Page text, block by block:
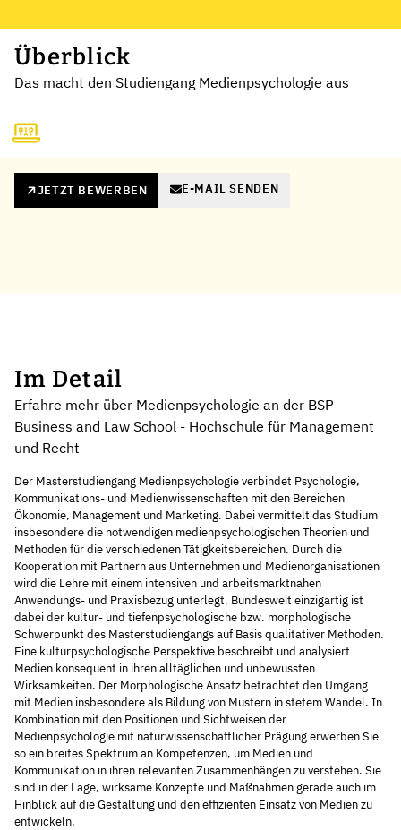
Überblick
Das macht den Studiengang Medienpsychologie aus
JETZT BEWERBEN E-MAIL SENDEN
Im Detail
Erfahre mehr über Medienpsychologie an der BSP
Business and Law School - Hochschule für Management
und Recht
Der Masterstudiengang Medienpsychologie verbindet Psychologie,
Kommunikations- und Medienwissenschaften mit den Bereichen
Ökonomie, Management und Marketing. Dabei vermittelt das Studium
insbesondere die notwendigen medienpsychologischen Theorien und
Methoden für die verschiedenen Tätigkeitsbereichen. Durch die
Kooperation mit Partnern aus Unternehmen und Medienorganisationen
wird die Lehre mit einem intensiven und arbeitsmarktnahen
Anwendungs- und Praxisbezug unterlegt. Bundesweit einzigartig ist
dabei der kultur- und tiefenpsychologische bzw. morphologische
Schwerpunkt des Masterstudiengangs auf Basis qualitativer Methoden.
Eine kulturpsychologische Perspektive beschreibt und analysiert
Medien konsequent in ihren alltäglichen und unbewussten
Wirksamkeiten. Der Morphologische Ansatz betrachtet den Umgang
mit Medien insbesondere als Bildung von Mustern in stetem Wandel. In
Kombination mit den Positionen und Sichtweisen der
Medienpsychologie mit naturwissenschaftlicher Prägung erwerben Sie
so ein breites Spektrum an Kompetenzen, um Medien und
Kommunikation in ihren relevanten Zusammenhängen zu verstehen. Sie
sind in der Lage, wirksame Konzepte und Maßnahmen gerade auch im
Hinblick auf die Gestaltung und den effizienten Einsatz von Medien zu
entwickeln.